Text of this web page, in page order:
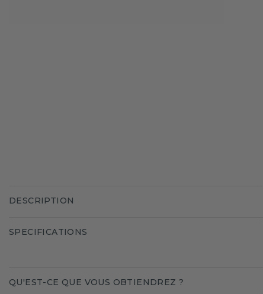
DESCRIPTION
SPECIFICATIONS
QU'EST-CE QUE VOUS OBTIENDREZ ?